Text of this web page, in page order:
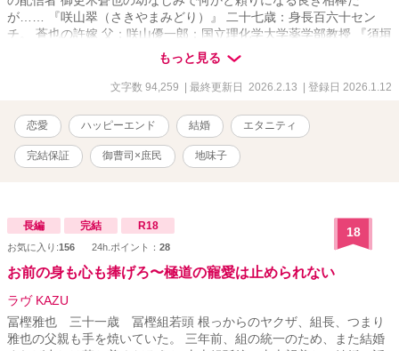
が…… 『咲山翠（さきやまみどり）』 二十七歳：身長百六十セン
チ。 蒼也の許嫁 父：咲山優一郎：国立理化学大学薬学部教授 『須垣
陸（すがきりく）』 三十四歳：百億円の資金を動かすネット投資家
＊＊＊＊＊＊＊＊＊＊＊＊＊＊＊＊＊＊＊＊＊＊＊＊＊＊ 幼稚園教
諭の咲山翠は 御更木グループの御曹司と 幼い頃に知り合い、 彼の祖
業の経営で忙しく すれ違いが続いていた ある日、蒼也が迎えに来
て、 余命宣告された祖父のために すぐに偽装結婚をしてくれと頼ま
れる お世話になったおじいさまのためにと了承して 形式的に夫婦に
なっただけなのに なぜか蒼也の愛は深く甘くなる一方で ところが、
もっと見る
文字数 94,259 | 最終更新日 2026.2.13 | 登録日 2026.1.12
恋愛 ハッピーエンド 結婚 エタニティ
完結保証 御曹司×庶民 地味子
長編 完結 R18
お気に入り:156 24h.ポイント： 28
18
お前の身も心も捧げろ〜極道の寵愛は止められない
ラヴ KAZU
冨樫雅也 三十一歳 冨樫組若頭 根っからのヤクザ、組長、つまり
雅也の父親も手を焼いていた。 三年前、組の統一のため、また結婚